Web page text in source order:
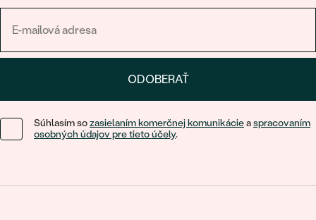
ODOBERAŤ
Súhlasím sozasielaním komerčnej komunikácieaspracovaním
osobných údajov pre tieto účely.